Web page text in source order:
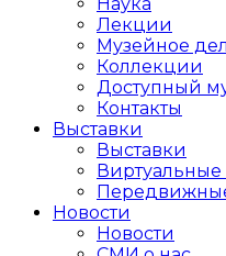
Лекции
Музейное
Коллекции
Доступный
Контакты
Выставки
Выставки
Виртуальные
Новости
Новости